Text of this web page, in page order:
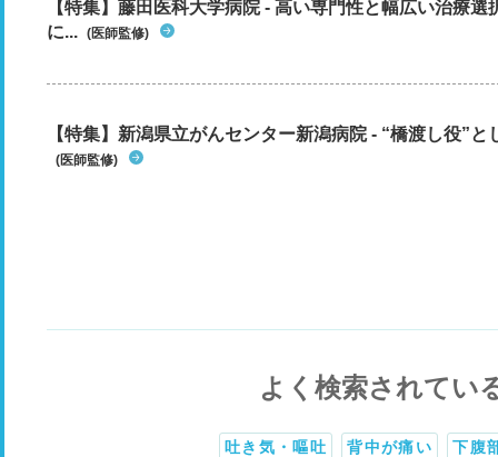
【特集】藤田医科大学病院 - 高い専門性と幅広い治療
に... (医師監修)
【特集】新潟県立がんセンター新潟病院 - “橋渡し役”
(医師監修)
よく検索されてい
吐き気・嘔吐 背中が痛い 下腹